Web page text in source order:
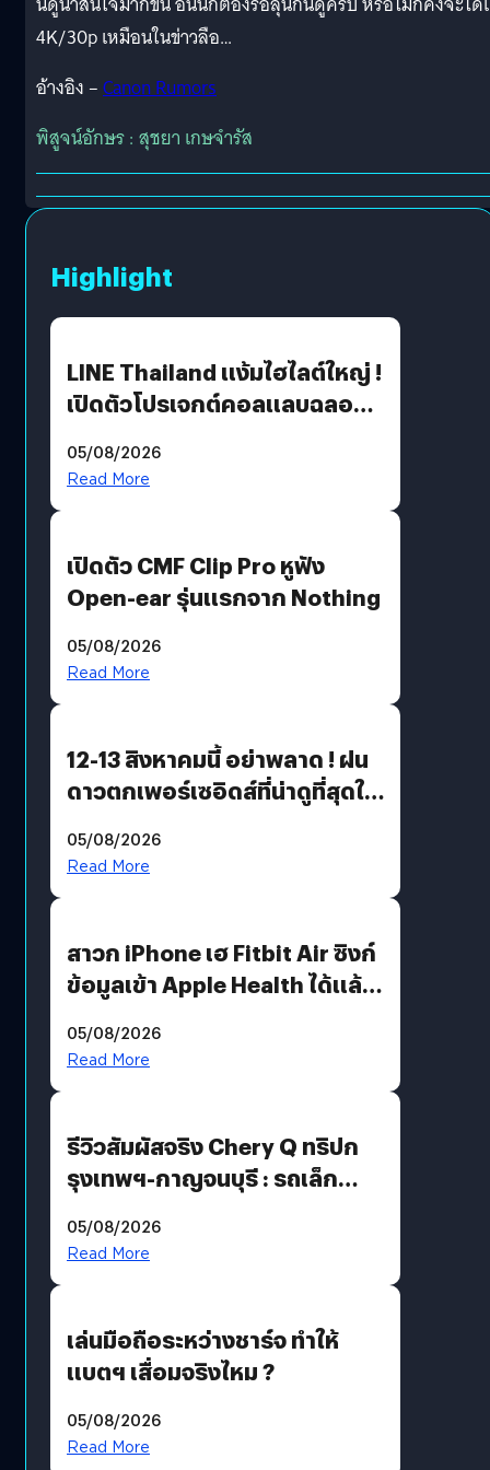
4K/30p เหมือนในข่าวลือ…
อ้างอิง –Canon Rumors
พิสูจน์อักษร : สุชยา เกษจำรัส
Highlight
LINE Thailand แง้มไฮไลต์ใหญ่ !
เปิดตัวโปรเจกต์คอลแลบฉลอง
Moon x LINE FRIENDS
05/08/2026
Read More
เปิดตัว CMF Clip Pro หูฟัง
Open-ear รุ่นแรกจาก Nothing
05/08/2026
Read More
12-13 สิงหาคมนี้ อย่าพลาด ! ฝน
ดาวตกเพอร์เซอิดส์ที่น่าดูที่สุดใน
05/08/2026
Read More
สาวก iPhone เฮ Fitbit Air ซิงก์
ข้อมูลเข้า Apple Health ได้แล้ว
05/08/2026
Read More
รีวิวสัมผัสจริง Chery Q ทริปก
รุงเทพฯ-กาญจนบุรี : รถเล็ก
ฟังก์ชันเกินตัว
05/08/2026
Read More
เล่นมือถือระหว่างชาร์จ ทำให้
แบตฯ เสื่อมจริงไหม ?
05/08/2026
Read More